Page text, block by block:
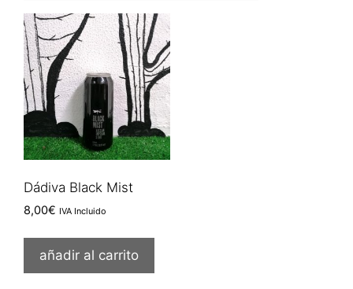
Dádiva Black Mist
8,00€ IVA Incluido
añadir al carrito